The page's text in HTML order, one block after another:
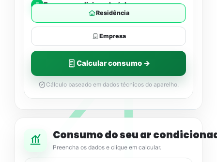
5 Esse ar condicionado é de:
Residência
Empresa
Calcular consumo →
Cálculo baseado em dados técnicos do aparelho.
Consumo do seu ar
Preencha os dados e clique em calcular.